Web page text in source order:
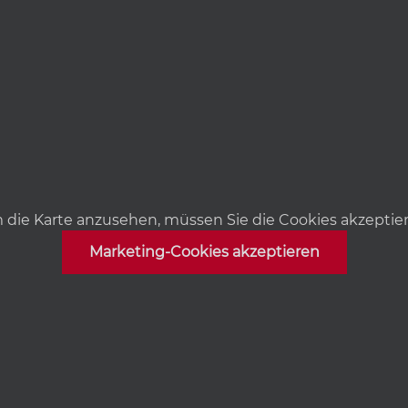
die Karte anzusehen, müssen Sie die Cookies
Marketing-Cookies akzeptieren